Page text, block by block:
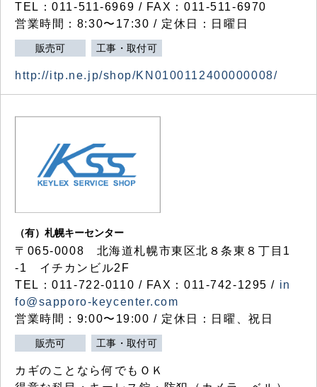
TEL：011-511-6969 / FAX：011-511-6970
営業時間：8:30〜17:30 / 定休日：日曜日
販売可 工事・取付可
http://itp.ne.jp/shop/KN0100112400000008/
（有）札幌キーセンター
〒065-0008 北海道札幌市東区北８条東８丁目1
-1 イチカンビル2F
TEL：011-722-0110 / FAX：011-742-1295 / in
fo@sapporo-keycenter.com
営業時間：9:00〜19:00 / 定休日：日曜、祝日
販売可 工事・取付可
カギのことなら何でもＯＫ